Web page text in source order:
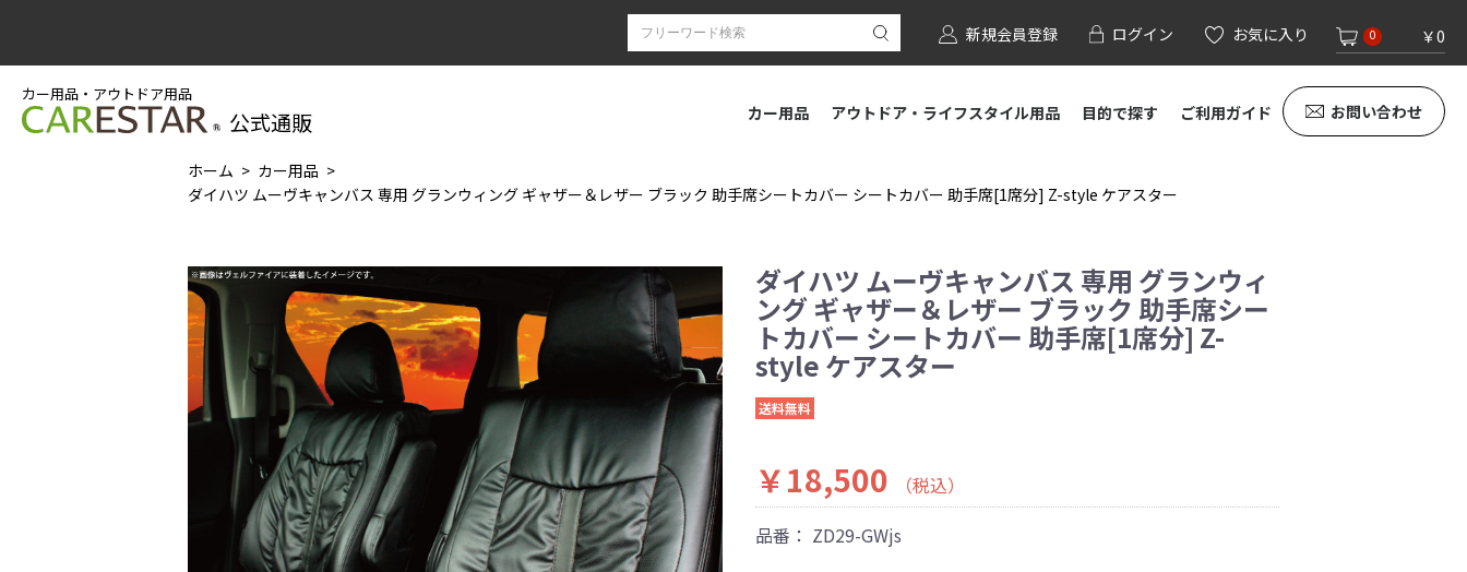
新規会員登録 ログイン お気に入り 0 ￥0
カー用品・アウトドア用品
公式通販 カー用品 アウトドア・ライフスタイル用品 目的で探す ご利用ガイド お問い合わせ
ホーム
カー用品
ダイハツ ムーヴキャンバス 専用 グランウィング ギャザー＆レザー ブラック 助手席シートカバー シートカバー 助手席[1席分] Z-style ケアスター
ダイハツ ムーヴキャンバス 専用 グランウィ
ング ギャザー＆レザー ブラック 助手席シー
トカバー シートカバー 助手席[1席分] Z-
style ケアスター
送料無料
￥18,500
（税込）
品番： ZD29-GWjs